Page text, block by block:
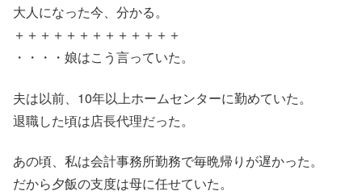
大人になった今、分かる。
＋＋＋＋＋＋＋＋＋＋＋＋＋
・・・・娘はこう言っていた。
夫は以前、10年以上ホームセンターに勤めていた。
退職した頃は店長代理だった。
あの頃、私は会計事務所勤務で毎晩帰りが遅かった。
だから夕飯の支度は母に任せていた。